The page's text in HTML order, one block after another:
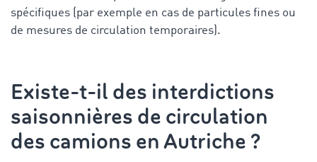
spécifiques (par exemple en cas de particules fines ou
de mesures de circulation temporaires).
Existe-t-il des interdictions
saisonnières de circulation
des camions en Autriche ?